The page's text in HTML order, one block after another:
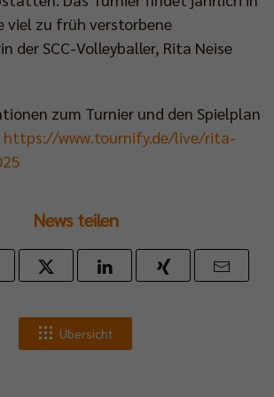
viel zu früh verstorbene
der SCC-Volleyballer, Rita Neise
zum Turnier und den Spielplan
https://www.tournify.de/live/rita-
News teilen
Übersicht